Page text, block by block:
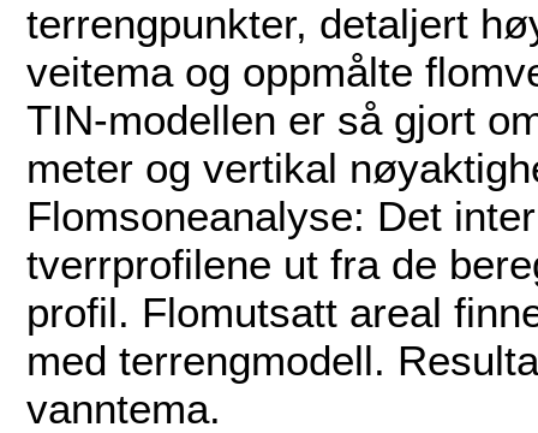
terrengpunkter, detaljert
veitema og oppmålte
TIN-modellen er så gjort
meter og vertikal
Flomsoneanalyse: Det
tverrprofilene ut fra de
profil. Flomutsatt areal
med terrengmodell.
vanntema.